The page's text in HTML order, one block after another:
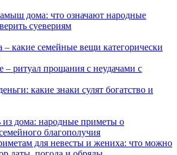
дома: что означают народные
суевериям
– какие семейные вещи категорически
– ритуал прощания с неудачами с
какие знаки сулят богатство и
из дома: народные приметы о
благополучия
для невесты и жениха: что можно